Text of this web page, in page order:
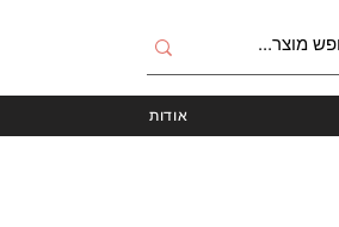
אודות